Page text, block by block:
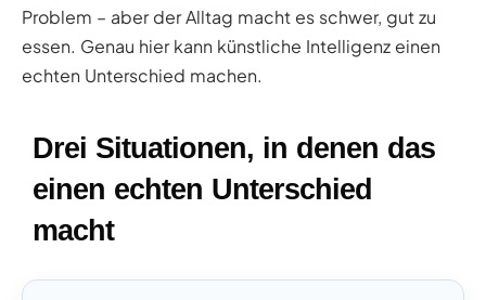
Problem – aber der Alltag macht es schwer, gut zu
essen. Genau hier kann künstliche Intelligenz einen
echten Unterschied machen.
Drei Situationen, in denen das
einen echten Unterschied
macht